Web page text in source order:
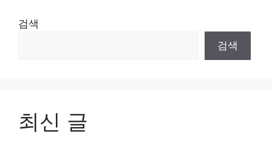
검색
검색
최신 글